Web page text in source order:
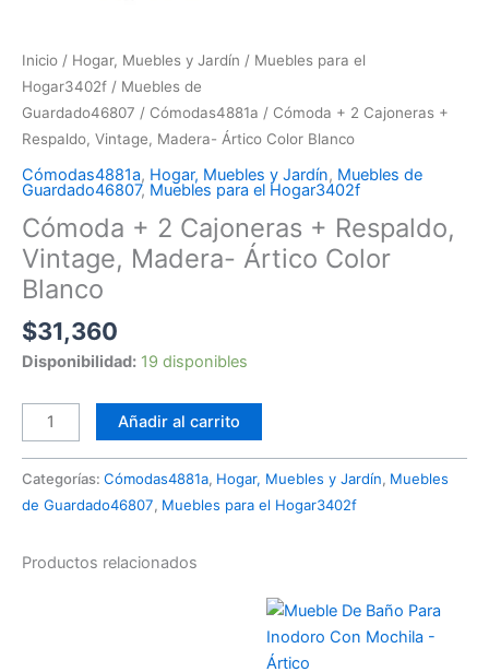
Inicio / Hogar, Muebles y Jardín / Muebles para el
Hogar3402f / Muebles de
Guardado46807 / Cómodas4881a / Cómoda + 2 Cajoneras +
Respaldo, Vintage, Madera- Ártico Color Blanco
Cómodas4881a, Hogar, Muebles y Jardín, Muebles de
Guardado46807, Muebles para el Hogar3402f
Cómoda + 2 Cajoneras + Respaldo,
Vintage, Madera- Ártico Color
Blanco
$31,360
Disponibilidad: 19 disponibles
Añadir al carrito
Categorías: Cómodas4881a, Hogar, Muebles y Jardín, Muebles
de Guardado46807, Muebles para el Hogar3402f
Productos relacionados